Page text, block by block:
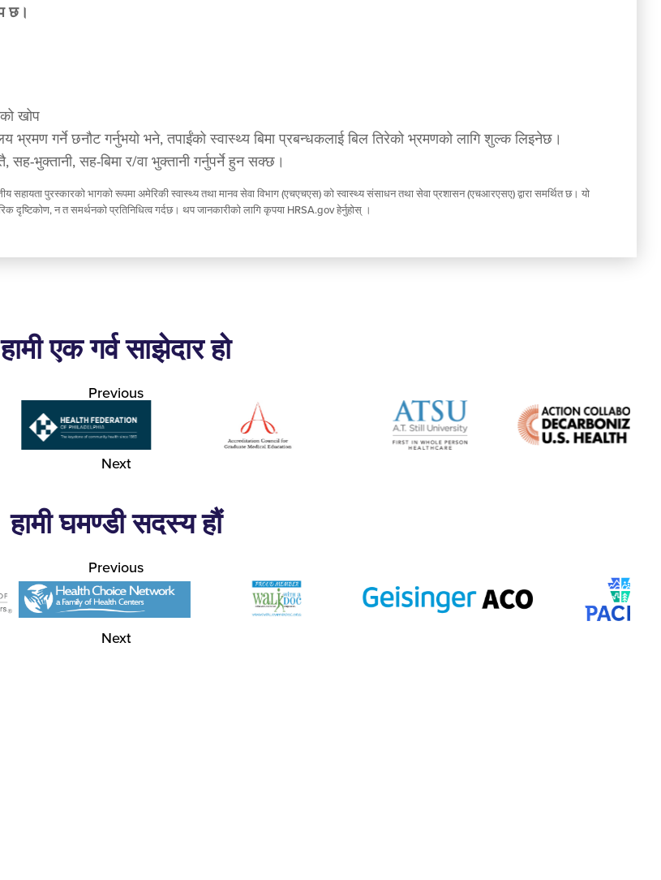
छ।
खोप
भ्रमण गर्ने छनौट गर्नुभयो भने, तपाईंको स्वास्थ्य बिमा प्रबन्धकलाई बिल तिरेको भ्रमणको लागि शुल्क लिइनेछ।
भुक्तानी, सह-बिमा र/वा भुक्तानी गर्नुपर्ने हुन सक्छ।
सहायता पुरस्कारको भागको रूपमा अमेरिकी स्वास्थ्य तथा मानव सेवा विभाग (एचएचएस) को स्वास्थ्य संसाधन तथा सेवा प्रशासन (एचआरएसए) द्वारा समर्थित छ। यो
दृष्टिकोण, न त समर्थनको प्रतिनिधित्व गर्दछ। थप जानकारीको लागि कृपया HRSA.gov हेर्नुहोस् ।
हामी एक गर्व साझेदार हो
Previous
Next
हामी घमण्डी सदस्य हौं
Previous
Next